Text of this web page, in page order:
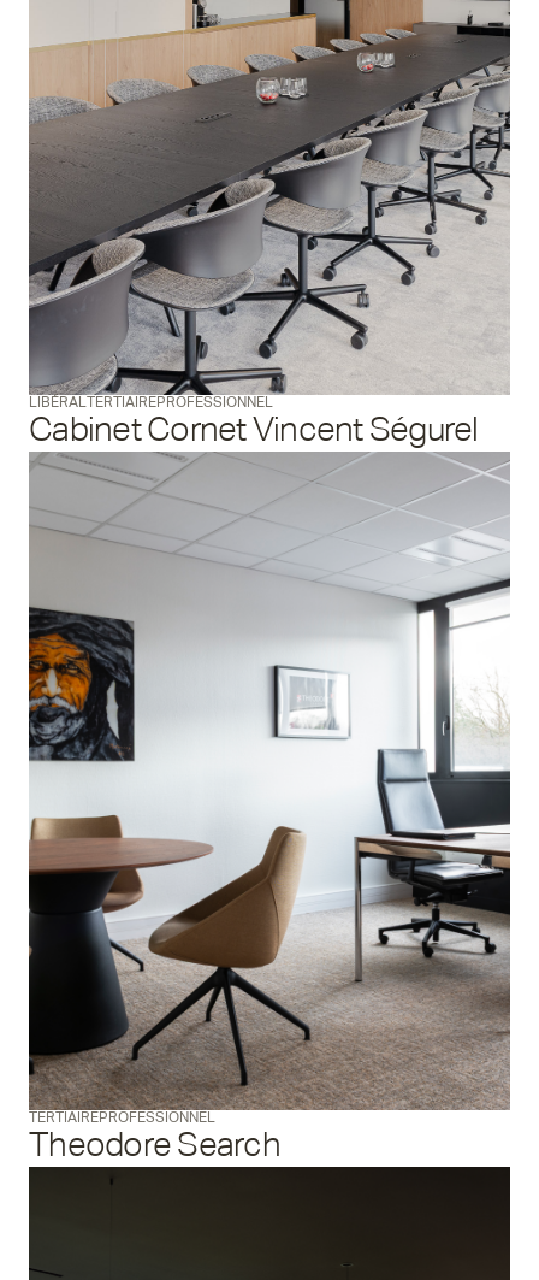
LIBÉRAL TERTIAIREPROFESSIONNEL
Cabinet Cornet Vincent Ségurel
TERTIAIREPROFESSIONNEL
Theodore Search